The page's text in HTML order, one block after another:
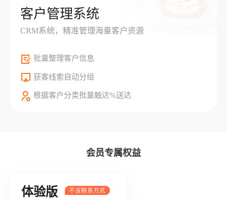
客户管理系统
CRM系统，精准管理海量客户资源
批量整理客户信息
获客线索自动分组
根据客户分类批量触达%送达
会员专属权益
体验版